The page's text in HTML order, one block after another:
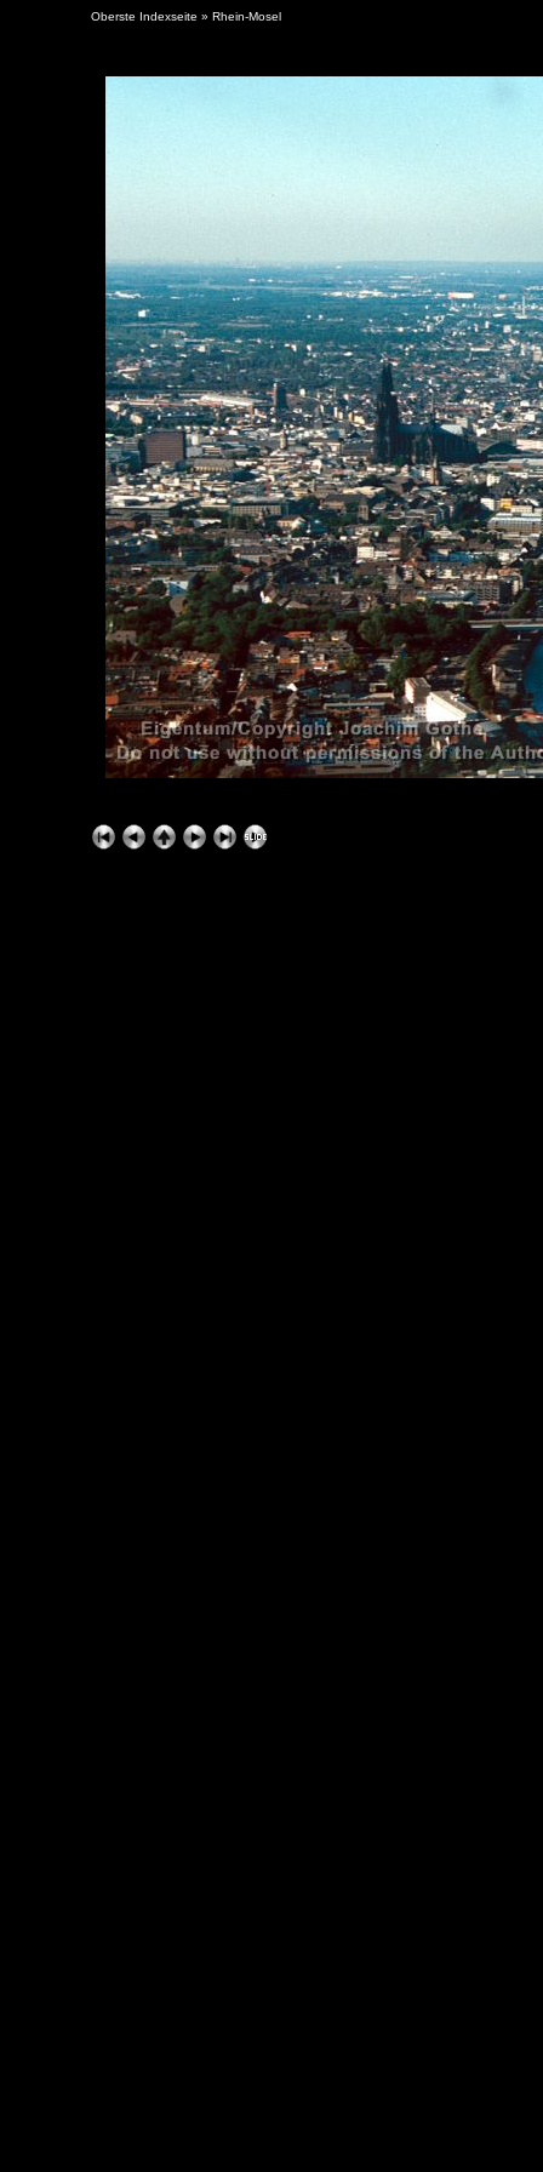
Oberste Indexseite » Rhein-Mosel